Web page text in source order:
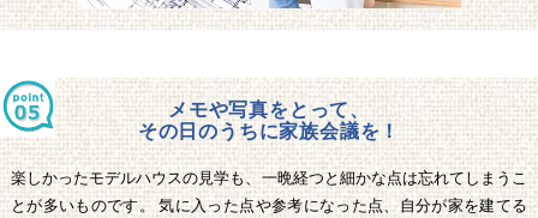
メモや写真をとって、
その日のうちに家族会議を！
楽しかったモデルハウスの見学も、一晩経つと細かな点は忘れてしまうこ
とが多いものです。 気に入った点や参考になった点、自分が家を建てる